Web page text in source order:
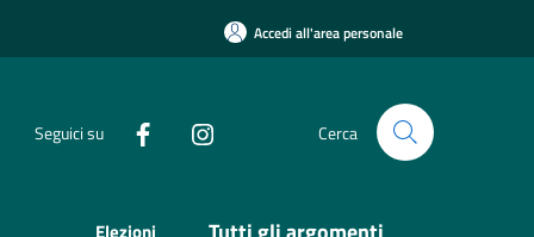
Accedi all'area personale
Seguici su Cerca